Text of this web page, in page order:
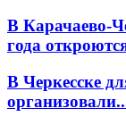
В Карачаево-
года
В Черкесске